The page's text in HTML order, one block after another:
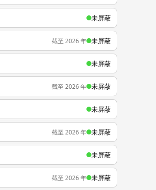
未屏蔽
截至 2026 年 未屏蔽
未屏蔽
截至 2026 年 未屏蔽
未屏蔽
截至 2026 年 未屏蔽
未屏蔽
截至 2026 年 未屏蔽